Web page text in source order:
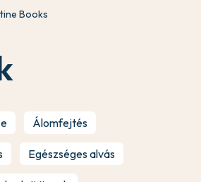
Books
Álomfejtés
Egészséges alvás